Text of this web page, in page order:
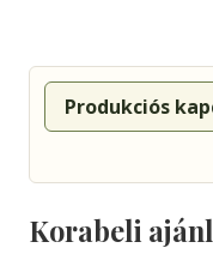
Produkciós
Korabeli